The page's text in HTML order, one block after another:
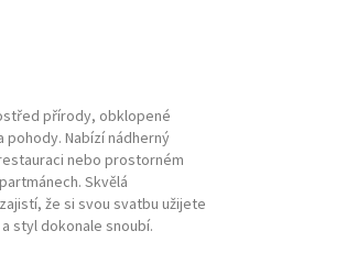
přírody, obklopené
Nabízí nádherný
nebo prostorném
Skvělá
že si svou svatbu užijete
styl dokonale snoubí.